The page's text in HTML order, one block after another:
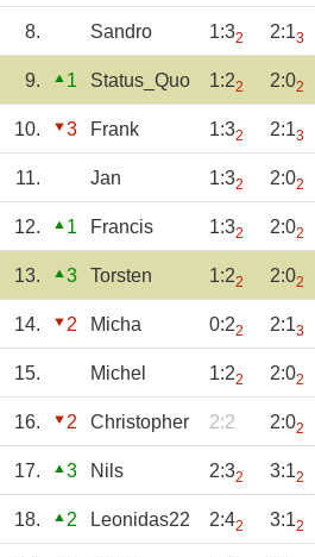
8. Sandro 1:32 2:13
9. 1 Status_Quo 1:22 2:02
10. 3 Frank 1:32 2:13
11. Jan 1:32 2:02
12. 1 Francis 1:32 2:02
13. 3 Torsten 1:22 2:02
14. 2 Micha 0:22 2:13
15. Michel 1:22 2:02
16. 2 Christopher 2:2 2:02
17. 3 Nils 2:32 3:12
18. 2 Leonidas22 2:42 3:12